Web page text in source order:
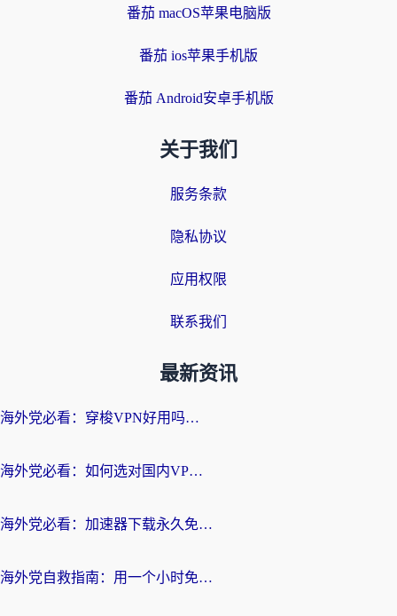
番茄 macOS苹果电脑版
番茄 ios苹果手机版
番茄 Android安卓手机版
关于我们
服务条款
隐私协议
应用权限
联系我们
最新资讯
海外党必看：穿梭VPN好用吗？和云帆VPN对比哪个回国效果更好？附真实测评+避坑指南
海外党必看：如何选对国内VPN，实现无缝访问国内资源？
海外党必看：加速器下载永久免费版真的存在吗？教你无缝访问国内资源的正确姿势
海外党自救指南：用一个小时免费加速器，轻松打破国内资源访问壁垒？